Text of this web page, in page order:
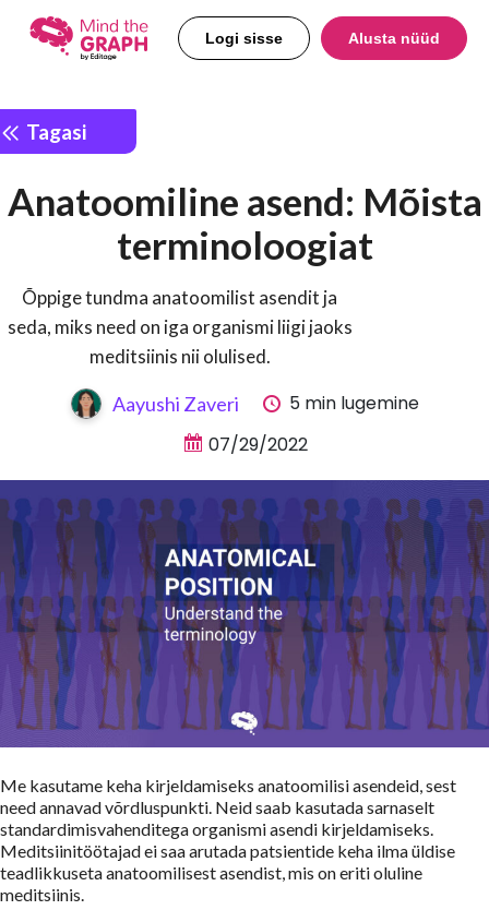
Logi sisse Alusta nüüd
Tagasi
Anatoomiline asend: Mõista
terminoloogiat
Õppige tundma anatoomilist asendit ja
seda, miks need on iga organismi liigi jaoks
meditsiinis nii olulised.
Aayushi Zaveri
5 min lugemine
07/29/2022
Me kasutame keha kirjeldamiseks anatoomilisi asendeid, sest
need annavad võrdluspunkti. Neid saab kasutada sarnaselt
standardimisvahenditega organismi asendi kirjeldamiseks.
Meditsiinitöötajad ei saa arutada patsientide keha ilma üldise
teadlikkuseta anatoomilisest asendist, mis on eriti oluline
meditsiinis.